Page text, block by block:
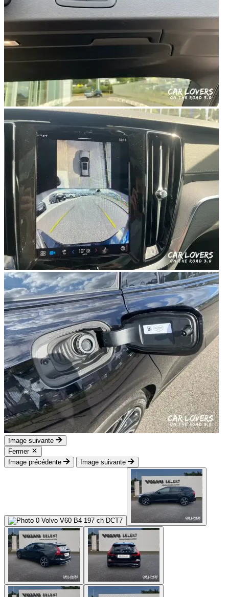
Image suivante
Fermer
Image précédente
Image suivante